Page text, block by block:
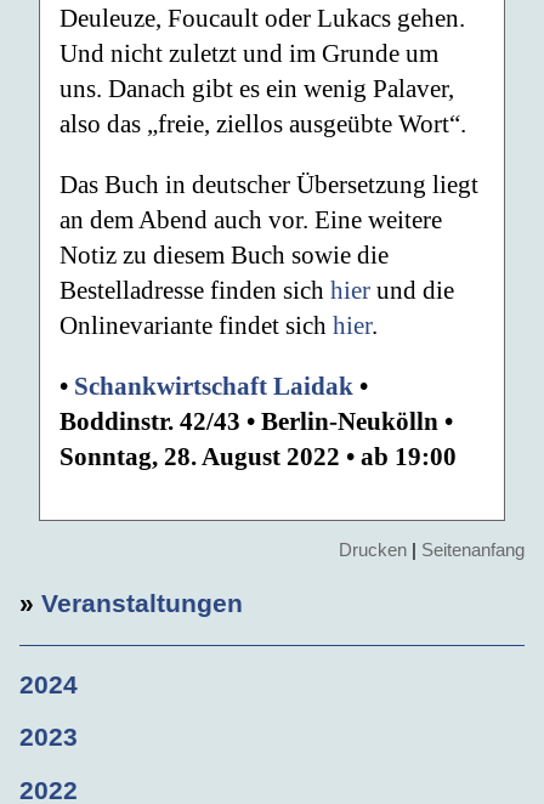
Deuleuze, Foucault oder Lukacs gehen.
Und nicht zuletzt und im Grunde um
uns. Danach gibt es ein wenig Palaver,
also das „freie, ziellos ausgeübte Wort“.
Das Buch in deutscher Übersetzung liegt
an dem Abend auch vor. Eine weitere
Notiz zu diesem Buch sowie die
Bestelladresse finden sich hier und die
Onlinevariante findet sich hier.
• Schankwirtschaft Laidak •
Boddinstr. 42/43 • Berlin-Neukölln •
Sonntag, 28. August 2022 • ab 19:00
Drucken | Seitenanfang
» Veranstaltungen
2024
2023
2022